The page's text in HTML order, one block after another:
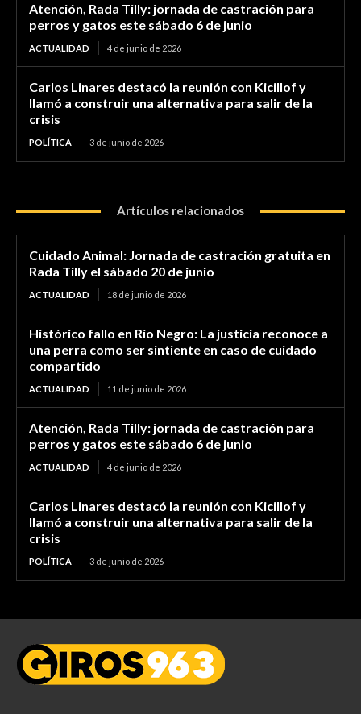
Atención, Rada Tilly: jornada de castración para
perros y gatos este sábado 6 de junio
ACTUALIDAD 4 de junio de 2026
Carlos Linares destacó la reunión con Kicillof y
llamó a construir una alternativa para salir de la
crisis
POLÍTICA 3 de junio de 2026
Artículos relacionados
Cuidado Animal: Jornada de castración gratuita en
Rada Tilly el sábado 20 de junio
ACTUALIDAD 18 de junio de 2026
Histórico fallo en Río Negro: La justicia reconoce a
una perra como ser sintiente en caso de cuidado
compartido
ACTUALIDAD 11 de junio de 2026
Atención, Rada Tilly: jornada de castración para
perros y gatos este sábado 6 de junio
ACTUALIDAD 4 de junio de 2026
Carlos Linares destacó la reunión con Kicillof y
llamó a construir una alternativa para salir de la
crisis
POLÍTICA 3 de junio de 2026